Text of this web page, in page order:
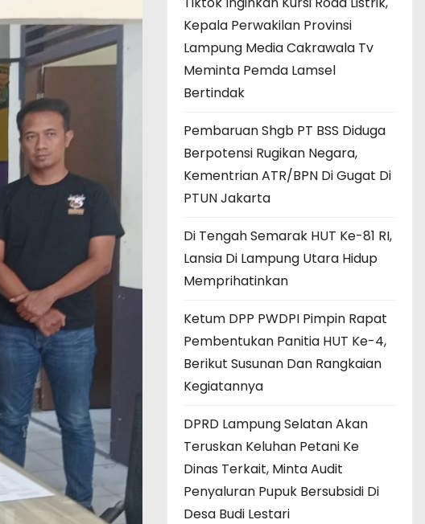
Kepala Perwakilan Provinsi
Lampung Media Cakrawala Tv
Meminta Pemda Lamsel
Bertindak
Pembaruan Shgb PT BSS Diduga
Berpotensi Rugikan Negara,
Kementrian ATR/BPN Di Gugat Di
PTUN Jakarta
Di Tengah Semarak HUT Ke-81 RI,
Lansia Di Lampung Utara Hidup
Memprihatinkan
Ketum DPP PWDPI Pimpin Rapat
Pembentukan Panitia HUT Ke-4,
Berikut Susunan Dan Rangkaian
Kegiatannya
DPRD Lampung Selatan Akan
Teruskan Keluhan Petani Ke
Dinas Terkait, Minta Audit
Penyaluran Pupuk Bersubsidi Di
Desa Budi Lestari